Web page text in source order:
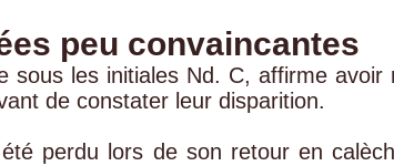
peu convaincantes
sous les initiales Nd. C, affirme avoir
de constater leur disparition.
perdu lors de son retour en